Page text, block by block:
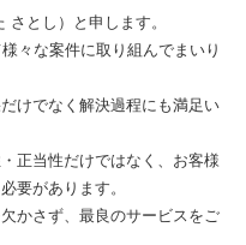
さとし）と申します。
々な案件に取り組んでまいり
けでなく解決過程にも満足い
正当性だけではなく、お客様
要があります。
かさず、最良のサービスをご